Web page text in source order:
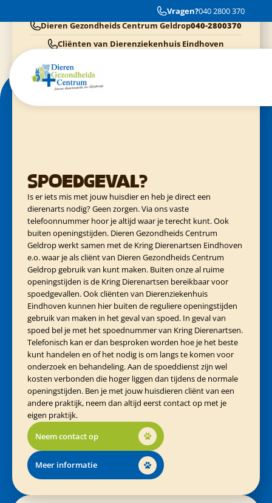
Vragen?040 2800 370
We zijn netjes geholpen met het verlies van ons hondje
Dieren Gezondheids Centrum Geldrop040-2800370
Cliënten van Dierenziekenhuis Eindhoven
Cliënten van Kring Eindhoven
Cliënten van Evidensia praktijken
Spoedgeval?
Is er iets mis met jouw huisdier en heb je direct een
dierenarts nodig? Geen zorgen. Via ons vaste
telefoonnummer hoor je altijd waar je terecht kunt. Ook
buiten openingstijden. Dieren Gezondheids Centrum
Geldrop werkt samen met de Kring Dierenartsen Eindhoven
e.o. waar je als cliënt van Dieren Gezondheids Centrum
Geldrop gebruik van kunt maken. Buiten onze al ruime
openingstijden is de Kring Dierenartsen bereikbaar voor
spoedgevallen. Ook cliënten van Dierenziekenhuis
Eindhoven kunnen hier buiten de reguliere openingstijden
gebruik van maken in het geval van spoed. In geval van
spoed bel je met het spoednummer van Kring Dierenartsen.
Telefonisch kan er dan besproken worden hoe je het beste
kunt handelen en of het nodig is om langs te komen voor
onderzoek en behandeling. Aan de spoeddienst zijn wel
kosten verbonden die hoger liggen dan tijdens de normale
openingstijden. Ben je met jouw huisdieren cliënt van een
andere praktijk, neem dan altijd eerst contact op met je
eigen praktijk.
Neem contact op
Meer informatie